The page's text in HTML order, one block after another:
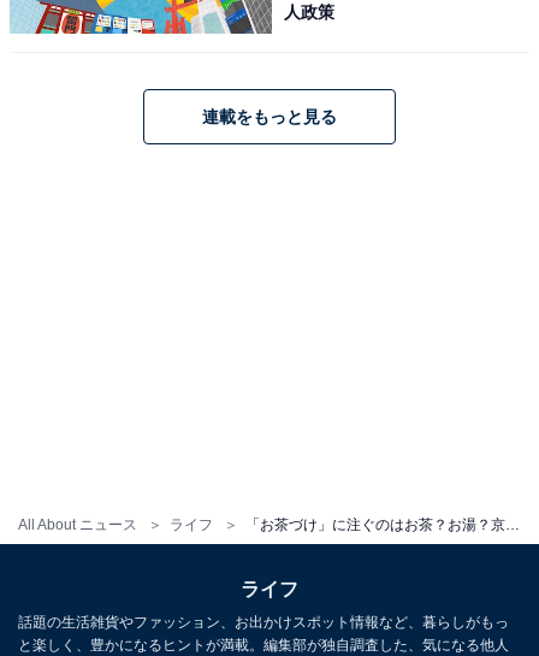
All About ニュース ライフ
この記事の筆者：石川 カズキ
ク・ラーメンズを輩出した芸能事務所トゥインクル・コ
ーポレーション所属。第60回宣伝会議賞コピーゴールド
人政策
連載をもっと見る
ライフ
話題の生活雑貨やファッション、お出かけスポット情報など、暮らしがもっ
と楽しく、豊かになるヒントが満載。編集部が独自調査した、気になる他人